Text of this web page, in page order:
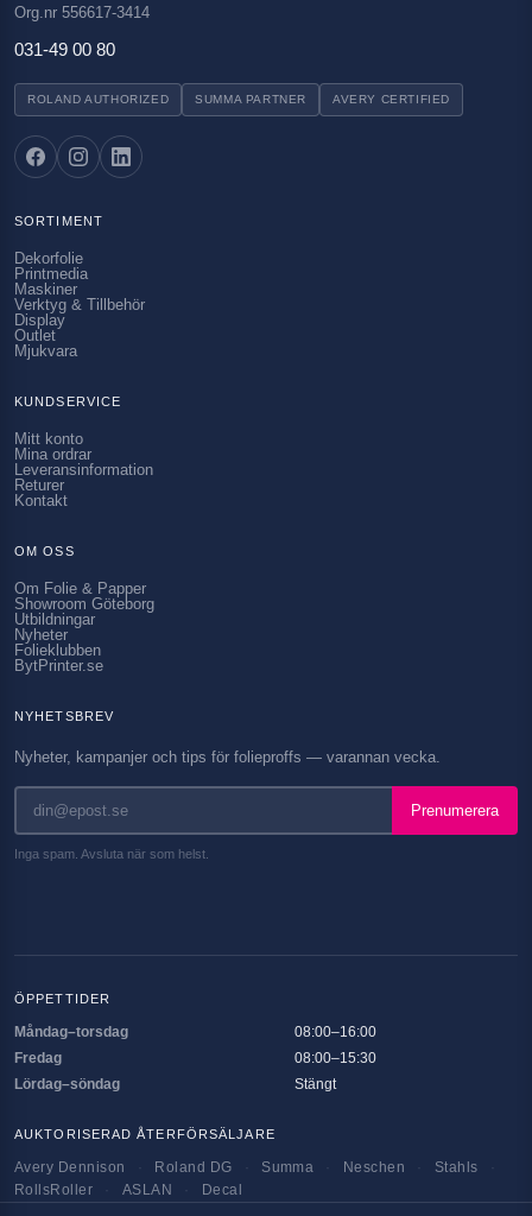
Org.nr 556617-3414
031-49 00 80
ROLAND AUTHORIZED SUMMA PARTNER AVERY CERTIFIED
SORTIMENT
Dekorfolie
Printmedia
Maskiner
Verktyg & Tillbehör
Display
Outlet
Mjukvara
KUNDSERVICE
Mitt konto
Mina ordrar
Leveransinformation
Returer
Kontakt
OM OSS
Om Folie & Papper
Showroom Göteborg
Utbildningar
Nyheter
Folieklubben
BytPrinter.se
NYHETSBREV
Nyheter, kampanjer och tips för folieproffs — varannan vecka.
Prenumerera
Inga spam. Avsluta när som helst.
ÖPPETTIDER
Måndag–torsdag
08:00–16:00
Fredag
08:00–15:30
Lördag–söndag
Stängt
AUKTORISERAD ÅTERFÖRSÄLJARE
Avery Dennison Roland DG Summa Neschen Stahls
RollsRoller
ASLAN Decal